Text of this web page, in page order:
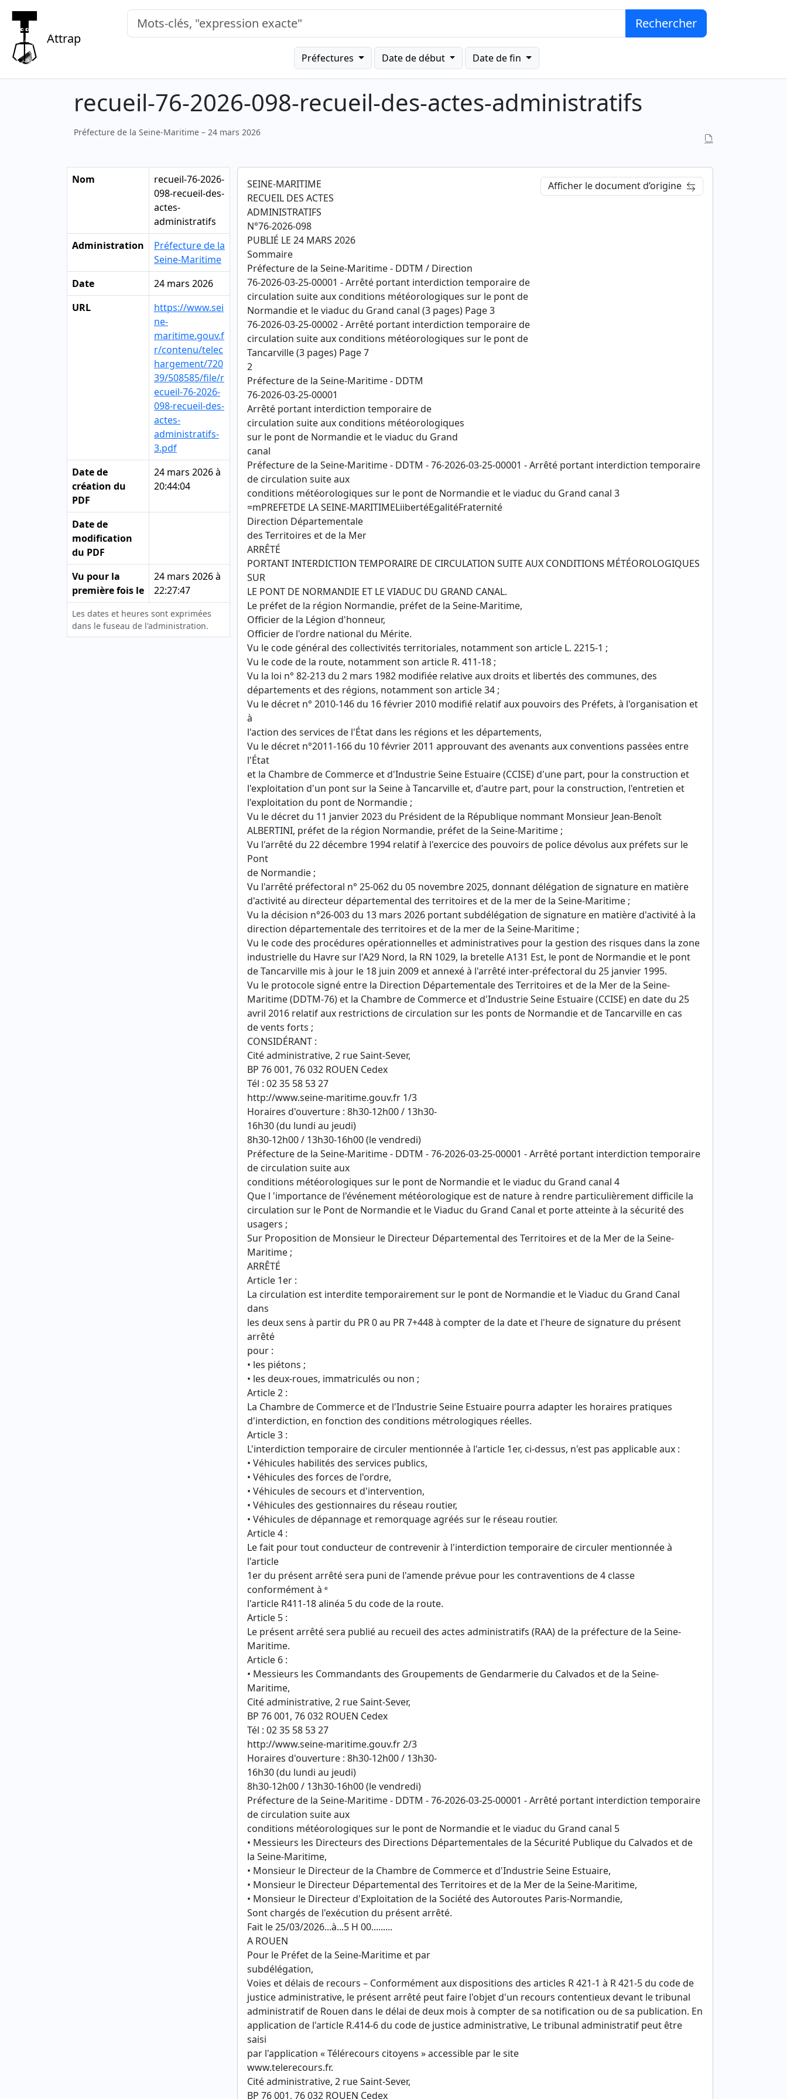
Attrap
Mots-clés, "expression exacte" Rechercher
Préfectures Date de début Date de fin
recueil-76-2026-098-recueil-des-actes-administratifs
Préfecture de la Seine-Maritime – 24 mars 2026
Nom
recueil-76-2026-
098-recueil-des-
actes-
administratifs
Administration
Préfecture de la
Seine-Maritime
Date
24 mars 2026
URL
https://www.sei
ne-
maritime.gouv.f
r/contenu/telec
hargement/720
39/508585/file/r
ecueil-76-2026-
098-recueil-des-
actes-
administratifs-
3.pdf
Date de
création du
PDF
24 mars 2026 à
20:44:04
Date de
modification
du PDF
Vu pour la
première fois le
24 mars 2026 à
22:27:47
Les dates et heures sont exprimées
dans le fuseau de l'administration.
Afficher le document d’origine
SEINE-MARITIME
RECUEIL DES ACTES
ADMINISTRATIFS
N°76-2026-098
PUBLIÉ LE 24 MARS 2026
Sommaire
Préfecture de la Seine-Maritime - DDTM / Direction
76-2026-03-25-00001 - Arrêté portant interdiction temporaire de
circulation suite aux conditions météorologiques sur le pont de
Normandie et le viaduc du Grand canal (3 pages) Page 3
76-2026-03-25-00002 - Arrêté portant interdiction temporaire de
circulation suite aux conditions météorologiques sur le pont de
Tancarville (3 pages) Page 7
2
Préfecture de la Seine-Maritime - DDTM
76-2026-03-25-00001
Arrêté portant interdiction temporaire de
circulation suite aux conditions météorologiques
sur le pont de Normandie et le viaduc du Grand
canal
Préfecture de la Seine-Maritime - DDTM - 76-2026-03-25-00001 - Arrêté portant interdiction temporaire
de circulation suite aux
conditions météorologiques sur le pont de Normandie et le viaduc du Grand canal 3
=mPREFETDE LA SEINE-MARITIMELiibertéEgalitéFraternité
Direction Départementale
des Territoires et de la Mer
ARRÊTÉ
PORTANT INTERDICTION TEMPORAIRE DE CIRCULATION SUITE AUX CONDITIONS MÉTÉOROLOGIQUES
SUR
LE PONT DE NORMANDIE ET LE VIADUC DU GRAND CANAL.
Le préfet de la région Normandie, préfet de la Seine-Maritime,
Officier de la Légion d'honneur,
Officier de l'ordre national du Mérite.
Vu le code général des collectivités territoriales, notamment son article L. 2215-1 ;
Vu le code de la route, notamment son article R. 411-18 ;
Vu la loi n° 82-213 du 2 mars 1982 modifiée relative aux droits et libertés des communes, des
départements et des régions, notamment son article 34 ;
Vu le décret n° 2010-146 du 16 février 2010 modifié relatif aux pouvoirs des Préfets, à l'organisation et
à
l'action des services de l'État dans les régions et les départements,
Vu le décret n°2011-166 du 10 février 2011 approuvant des avenants aux conventions passées entre
l'État
et la Chambre de Commerce et d'Industrie Seine Estuaire (CCISE) d'une part, pour la construction et
l'exploitation d'un pont sur la Seine à Tancarville et, d'autre part, pour la construction, l'entretien et
l'exploitation du pont de Normandie ;
Vu le décret du 11 janvier 2023 du Président de la République nommant Monsieur Jean-Benoît
ALBERTINI, préfet de la région Normandie, préfet de la Seine-Maritime ;
Vu l'arrêté du 22 décembre 1994 relatif à l'exercice des pouvoirs de police dévolus aux préfets sur le
Pont
de Normandie ;
Vu l'arrêté préfectoral n° 25-062 du 05 novembre 2025, donnant délégation de signature en matière
d'activité au directeur départemental des territoires et de la mer de la Seine-Maritime ;
Vu la décision n°26-003 du 13 mars 2026 portant subdélégation de signature en matière d'activité à la
direction départementale des territoires et de la mer de la Seine-Maritime ;
Vu le code des procédures opérationnelles et administratives pour la gestion des risques dans la zone
industrielle du Havre sur l'A29 Nord, la RN 1029, la bretelle A131 Est, le pont de Normandie et le pont
de Tancarville mis à jour le 18 juin 2009 et annexé à l'arrêté inter-préfectoral du 25 janvier 1995.
Vu le protocole signé entre la Direction Départementale des Territoires et de la Mer de la Seine-
Maritime (DDTM-76) et la Chambre de Commerce et d'Industrie Seine Estuaire (CCISE) en date du 25
avril 2016 relatif aux restrictions de circulation sur les ponts de Normandie et de Tancarville en cas
de vents forts ;
CONSIDÉRANT :
Cité administrative, 2 rue Saint-Sever,
BP 76 001, 76 032 ROUEN Cedex
Tél : 02 35 58 53 27
http://www.seine-maritime.gouv.fr 1/3
Horaires d'ouverture : 8h30-12h00 / 13h30-
16h30 (du lundi au jeudi)
8h30-12h00 / 13h30-16h00 (le vendredi)
Préfecture de la Seine-Maritime - DDTM - 76-2026-03-25-00001 - Arrêté portant interdiction temporaire
de circulation suite aux
conditions météorologiques sur le pont de Normandie et le viaduc du Grand canal 4
Que l 'importance de l'événement météorologique est de nature à rendre particulièrement difficile la
circulation sur le Pont de Normandie et le Viaduc du Grand Canal et porte atteinte à la sécurité des
usagers ;
Sur Proposition de Monsieur le Directeur Départemental des Territoires et de la Mer de la Seine-
Maritime ;
ARRÊTÉ
Article 1er :
La circulation est interdite temporairement sur le pont de Normandie et le Viaduc du Grand Canal
dans
les deux sens à partir du PR 0 au PR 7+448 à compter de la date et l'heure de signature du présent
arrêté
pour :
• les piétons ;
• les deux-roues, immatriculés ou non ;
Article 2 :
La Chambre de Commerce et de l'Industrie Seine Estuaire pourra adapter les horaires pratiques
d'interdiction, en fonction des conditions métrologiques réelles.
Article 3 :
L'interdiction temporaire de circuler mentionnée à l'article 1er, ci-dessus, n'est pas applicable aux :
• Véhicules habilités des services publics,
• Véhicules des forces de l'ordre,
• Véhicules de secours et d'intervention,
• Véhicules des gestionnaires du réseau routier,
• Véhicules de dépannage et remorquage agréés sur le réseau routier.
Article 4 :
Le fait pour tout conducteur de contrevenir à l'interdiction temporaire de circuler mentionnée à
l'article
1er du présent arrêté sera puni de l'amende prévue pour les contraventions de 4 classe
conformément à ᵉ
l'article R411-18 alinéa 5 du code de la route.
Article 5 :
Le présent arrêté sera publié au recueil des actes administratifs (RAA) de la préfecture de la Seine-
Maritime.
Article 6 :
• Messieurs les Commandants des Groupements de Gendarmerie du Calvados et de la Seine-
Maritime,
Cité administrative, 2 rue Saint-Sever,
BP 76 001, 76 032 ROUEN Cedex
Tél : 02 35 58 53 27
http://www.seine-maritime.gouv.fr 2/3
Horaires d'ouverture : 8h30-12h00 / 13h30-
16h30 (du lundi au jeudi)
8h30-12h00 / 13h30-16h00 (le vendredi)
Préfecture de la Seine-Maritime - DDTM - 76-2026-03-25-00001 - Arrêté portant interdiction temporaire
de circulation suite aux
conditions météorologiques sur le pont de Normandie et le viaduc du Grand canal 5
• Messieurs les Directeurs des Directions Départementales de la Sécurité Publique du Calvados et de
la Seine-Maritime,
• Monsieur le Directeur de la Chambre de Commerce et d'Industrie Seine Estuaire,
• Monsieur le Directeur Départemental des Territoires et de la Mer de la Seine-Maritime,
• Monsieur le Directeur d'Exploitation de la Société des Autoroutes Paris-Normandie,
Sont chargés de l'exécution du présent arrêté.
Fait le 25/03/2026...à...5 H 00.........
A ROUEN
Pour le Préfet de la Seine-Maritime et par
subdélégation,
Voies et délais de recours – Conformément aux dispositions des articles R 421-1 à R 421-5 du code de
justice administrative, le présent arrêté peut faire l'objet d'un recours contentieux devant le tribunal
administratif de Rouen dans le délai de deux mois à compter de sa notification ou de sa publication. En
application de l'article R.414-6 du code de justice administrative, Le tribunal administratif peut être
saisi
par l'application « Télérecours citoyens » accessible par le site
www.telerecours.fr.
Cité administrative, 2 rue Saint-Sever,
BP 76 001, 76 032 ROUEN Cedex